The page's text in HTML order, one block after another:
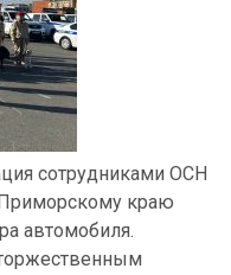
сотрудниками ОСН
краю
автомобиля.